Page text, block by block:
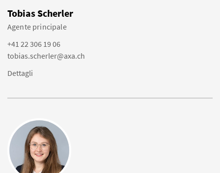
Tobias Scherler
Agente principale
+41 22 306 19 06
tobias.scherler@axa.ch
Dettagli